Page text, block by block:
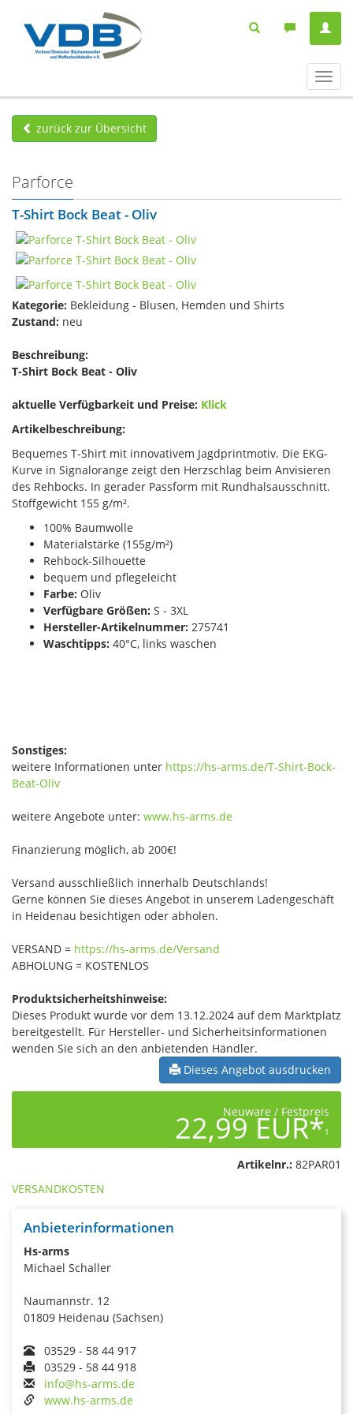
ein-/
zurück zur Übersicht
Parforce
T-Shirt Bock Beat - Oliv
Kategorie: Bekleidung - Blusen, Hemden und Shirts
Zustand: neu
Beschreibung:
T-Shirt Bock Beat - Oliv
aktuelle Verfügbarkeit und Preise: Klick
Artikelbeschreibung:
Bequemes T-Shirt mit innovativem Jagdprintmotiv. Die EKG-
Kurve in Signalorange zeigt den Herzschlag beim Anvisieren
des Rehbocks. In gerader Passform mit Rundhalsausschnitt.
Stoffgewicht 155 g/m².
100% Baumwolle
Materialstärke (155g/m²)
Rehbock-Silhouette
bequem und pflegeleicht
Farbe: Oliv
Verfügbare Größen: S - 3XL
Hersteller-Artikelnummer: 275741
Waschtipps: 40°C, links waschen
Sonstiges:
weitere Informationen unter https://hs-arms.de/T-Shirt-Bock-
Beat-Oliv
weitere Angebote unter: www.hs-arms.de
Finanzierung möglich, ab 200€!
Versand ausschließlich innerhalb Deutschlands!
Gerne können Sie dieses Angebot in unserem Ladengeschäft
in Heidenau besichtigen oder abholen.
VERSAND = https://hs-arms.de/Versand
ABHOLUNG = KOSTENLOS
Produktsicherheitshinweise:
Dieses Produkt wurde vor dem 13.12.2024 auf dem Marktplatz
bereitgestellt. Für Hersteller- und Sicherheitsinformationen
wenden Sie sich an den anbietenden Händler.
Dieses Angebot ausdrucken
Neuware / Festpreis
22,99 EUR*1
Artikelnr.: 82PAR01
VERSANDKOSTEN
Anbieterinformationen
Hs-arms
Michael Schaller
Naumannstr. 12
01809 Heidenau (Sachsen)
03529 - 58 44 917
03529 - 58 44 918
info@hs-arms.de
www.hs-arms.de